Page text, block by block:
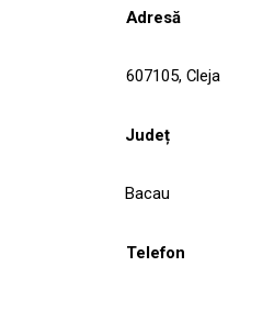
Adresă
607105, Cleja
Județ
Bacau
Telefon